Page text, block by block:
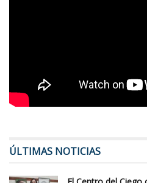
ÚLTIMAS NOTICIAS